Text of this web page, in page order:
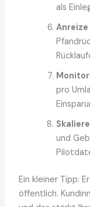
als
pro
und
Ein kleiner Tipp:
öffentlich.